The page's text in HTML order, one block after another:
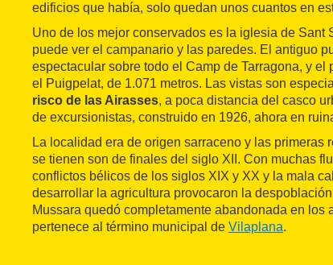
edificios que había, solo quedan unos cuantos en
Uno de los mejor conservados es la iglesia de Sant
puede ver el campanario y las paredes. El antiguo
espectacular sobre todo el Camp de Tarragona, y el
el Puigpelat, de 1.071 metros. Las vistas son
risco de las Airasses, a poca distancia del casco
de excursionistas, construido en 1926, ahora en
La localidad era de origen sarraceno y las primeras
se tienen son de finales del siglo XII. Con muchas
conflictos bélicos de los siglos XIX y XX y la mala
desarrollar la agricultura provocaron la
Mussara quedó completamente abandonada en los
pertenece al término municipal de Vilaplana.